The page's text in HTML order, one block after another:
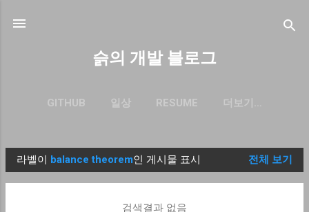
슭의 개발 블로그
GITHUB 일상 RESUME 더보기…
글
라벨이 balance theorem인 게시물 표시 전체 보기
검색결과 없음